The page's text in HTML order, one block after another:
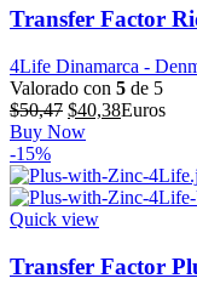
Transfer Factor
4Life Dinamarca -
Valorado con 5 de 5
$50,47 El
precio
era:
$50,47.
$40,38El
es:
$40,38.
Euros
Buy Now
-15%
Quick view
Transfer Factor